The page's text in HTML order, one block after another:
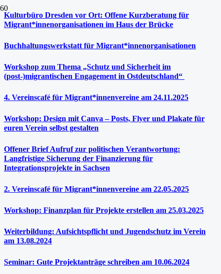
Kulturbüro Dresden vor Ort: Offene Kurzberatung für
Migrant*innenorganisationen im Haus der Brücke
Buchhaltungswerkstatt für Migrant*innenorganisationen
Workshop zum Thema „Schutz und Sicherheit im
(post-)migrantischen Engagement in Ostdeutschland“
4. Vereinscafé für Migrant*innenvereine am 24.11.2025
Workshop: Design mit Canva – Posts, Flyer und Plakate für
euren Verein selbst gestalten
Offener Brief Aufruf zur politischen Verantwortung:
Langfristige Sicherung der Finanzierung für
Integrationsprojekte in Sachsen
2. Vereinscafé für Migrant*innenvereine am 22.05.2025
Workshop: Finanzplan für Projekte erstellen am 25.03.2025
Weiterbildung: Aufsichtspflicht und Jugendschutz im Verein
am 13.08.2024
Seminar: Gute Projektanträge schreiben am 10.06.2024